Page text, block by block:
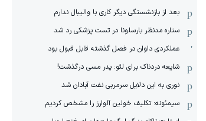
بعد از بازنشستگی دیگر کاری با والیبال ندارم
ستاره مدنظر بارسلونا در تست پزشکی رد شد
عملکردی داوان در فصل گذشته قابل قبول بود
شایعه دردناک برای لئو: پدر مسی درگذشت!
نوری به این دلایل سرمربی نفت آبادان شد
سیمئونه: تکلیف خولین آلوارز را مشخص کردیم